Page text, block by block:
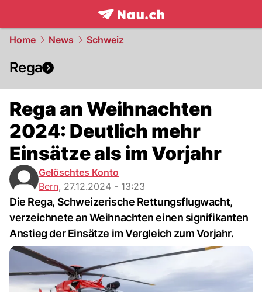
frontpage.NAU.ch
Home News Schweiz
Rega
Rega an Weihnachten
2024: Deutlich mehr
Einsätze als im Vorjahr
Gelöschtes Konto
Bern, 27.12.2024 - 13:23
Die Rega, Schweizerische Rettungsflugwacht,
verzeichnete an Weihnachten einen signifikanten
Anstieg der Einsätze im Vergleich zum Vorjahr.